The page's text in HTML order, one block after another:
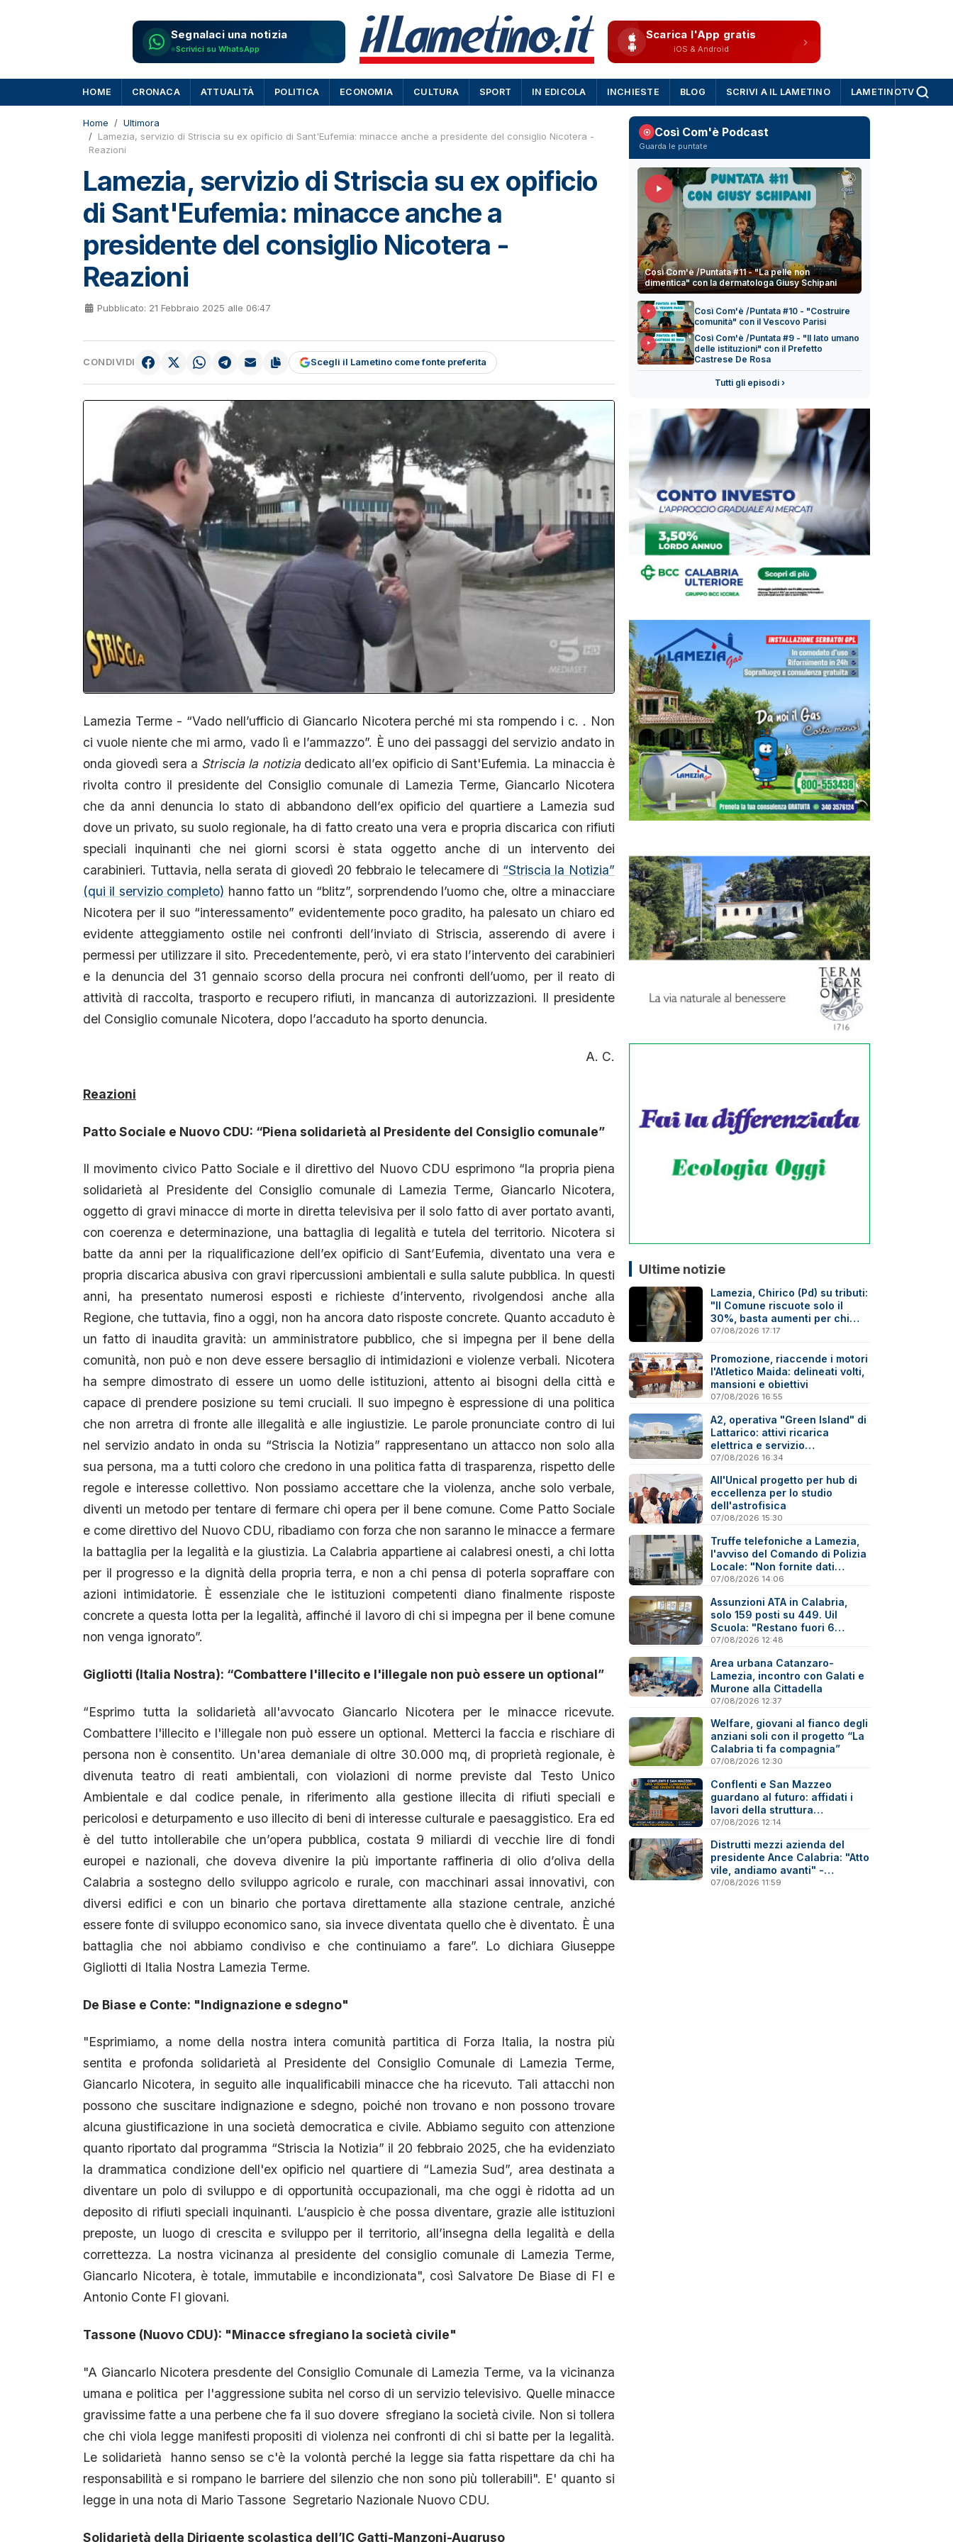
Segnalaci una notizia
Scrivici su WhatsApp
Scarica l'App gratis
iOS & Android
HOME CRONACA ATTUALITÀ POLITICA ECONOMIA CULTURA SPORT IN EDICOLA INCHIESTE BLOG SCRIVI A IL LAMETINO LAMETINOTV
Home
Ultimora
Lamezia, servizio di Striscia su ex opificio di Sant'Eufemia: minacce anche a presidente del consiglio Nicotera -
Reazioni
Lamezia, servizio di Striscia su ex opificio
di Sant'Eufemia: minacce anche a
presidente del consiglio Nicotera -
Reazioni
Pubblicato: 21 Febbraio 2025 alle 06:47
CONDIVIDI Scegli il Lametino come fonte preferita
Lamezia Terme - “Vado nell’ufficio di Giancarlo Nicotera perché mi sta rompendo i c. . Non
ci vuole niente che mi armo, vado lì e l’ammazzo”. È uno dei passaggi del servizio andato in
onda giovedì sera a Striscia la notiziadedicato all’ex opificio di Sant'Eufemia. La minaccia è
rivolta contro il presidente del Consiglio comunale di Lamezia Terme, Giancarlo Nicotera
che da anni denuncia lo stato di abbandono dell’ex opificio del quartiere a Lamezia sud
dove un privato, su suolo regionale, ha di fatto creato una vera e propria discarica con rifiuti
speciali inquinanti che nei giorni scorsi è stata oggetto anche di un intervento dei
carabinieri. Tuttavia, nella serata di giovedì 20 febbraio le telecamere di “Striscia la Notizia”
(qui il servizio completo) hanno fatto un “blitz”, sorprendendo l’uomo che, oltre a minacciare
Nicotera per il suo “interessamento” evidentemente poco gradito, ha palesato un chiaro ed
evidente atteggiamento ostile nei confronti dell’inviato di Striscia, asserendo di avere i
permessi per utilizzare il sito. Precedentemente, però, vi era stato l’intervento dei carabinieri
e la denuncia del 31 gennaio scorso della procura nei confronti dell’uomo, per il reato di
attività di raccolta, trasporto e recupero rifiuti, in mancanza di autorizzazioni. Il presidente
del Consiglio comunale Nicotera, dopo l’accaduto ha sporto denuncia.
A. C.
Reazioni
Patto Sociale e Nuovo CDU: “Piena solidarietà al Presidente del Consiglio comunale”
Il movimento civico Patto Sociale e il direttivo del Nuovo CDU esprimono “la propria piena
solidarietà al Presidente del Consiglio comunale di Lamezia Terme, Giancarlo Nicotera,
oggetto di gravi minacce di morte in diretta televisiva per il solo fatto di aver portato avanti,
con coerenza e determinazione, una battaglia di legalità e tutela del territorio. Nicotera si
batte da anni per la riqualificazione dell’ex opificio di Sant’Eufemia, diventato una vera e
propria discarica abusiva con gravi ripercussioni ambientali e sulla salute pubblica. In questi
anni, ha presentato numerosi esposti e richieste d’intervento, rivolgendosi anche alla
Regione, che tuttavia, fino a oggi, non ha ancora dato risposte concrete. Quanto accaduto è
un fatto di inaudita gravità: un amministratore pubblico, che si impegna per il bene della
comunità, non può e non deve essere bersaglio di intimidazioni e violenze verbali. Nicotera
ha sempre dimostrato di essere un uomo delle istituzioni, attento ai bisogni della città e
capace di prendere posizione su temi cruciali. Il suo impegno è espressione di una politica
che non arretra di fronte alle illegalità e alle ingiustizie. Le parole pronunciate contro di lui
nel servizio andato in onda su “Striscia la Notizia” rappresentano un attacco non solo alla
sua persona, ma a tutti coloro che credono in una politica fatta di trasparenza, rispetto delle
regole e interesse collettivo. Non possiamo accettare che la violenza, anche solo verbale,
diventi un metodo per tentare di fermare chi opera per il bene comune. Come Patto Sociale
e come direttivo del Nuovo CDU, ribadiamo con forza che non saranno le minacce a fermare
la battaglia per la legalità e la giustizia. La Calabria appartiene ai calabresi onesti, a chi lotta
per il progresso e la dignità della propria terra, e non a chi pensa di poterla sopraffare con
azioni intimidatorie. È essenziale che le istituzioni competenti diano finalmente risposte
concrete a questa lotta per la legalità, affinché il lavoro di chi si impegna per il bene comune
non venga ignorato”.
Gigliotti (Italia Nostra): “Combattere l'illecito e l'illegale non può essere un optional”
“Esprimo tutta la solidarietà all'avvocato Giancarlo Nicotera per le minacce ricevute.
Combattere l'illecito e l'illegale non può essere un optional. Metterci la faccia e rischiare di
persona non è consentito. Un'area demaniale di oltre 30.000 mq, di proprietà regionale, è
divenuta teatro di reati ambientali, con violazioni di norme previste dal Testo Unico
Ambientale e dal codice penale, in riferimento alla gestione illecita di rifiuti speciali e
pericolosi e deturpamento e uso illecito di beni di interesse culturale e paesaggistico. Era ed
è del tutto intollerabile che un’opera pubblica, costata 9 miliardi di vecchie lire di fondi
europei e nazionali, che doveva divenire la più importante raffineria di olio d’oliva della
Calabria a sostegno dello sviluppo agricolo e rurale, con macchinari assai innovativi, con
diversi edifici e con un binario che portava direttamente alla stazione centrale, anziché
essere fonte di sviluppo economico sano, sia invece diventata quello che è diventato. È una
battaglia che noi abbiamo condiviso e che continuiamo a fare”. Lo dichiara Giuseppe
Gigliotti di Italia Nostra Lamezia Terme.
De Biase e Conte: "Indignazione e sdegno"
"Esprimiamo, a nome della nostra intera comunità partitica di Forza Italia, la nostra più
sentita e profonda solidarietà al Presidente del Consiglio Comunale di Lamezia Terme,
Giancarlo Nicotera, in seguito alle inqualificabili minacce che ha ricevuto. Tali attacchi non
possono che suscitare indignazione e sdegno, poiché non trovano e non possono trovare
alcuna giustificazione in una società democratica e civile. Abbiamo seguito con attenzione
quanto riportato dal programma “Striscia la Notizia” il 20 febbraio 2025, che ha evidenziato
la drammatica condizione dell'ex opificio nel quartiere di “Lamezia Sud”, area destinata a
diventare un polo di sviluppo e di opportunità occupazionali, ma che oggi è ridotta ad un
deposito di rifiuti speciali inquinanti. L’auspicio è che possa diventare, grazie alle istituzioni
preposte, un luogo di crescita e sviluppo per il territorio, all’insegna della legalità e della
correttezza. La nostra vicinanza al presidente del consiglio comunale di Lamezia Terme,
Giancarlo Nicotera, è totale, immutabile e incondizionata", così Salvatore De Biase di FI e
Antonio Conte FI giovani.
Tassone (Nuovo CDU): "Minacce sfregiano la società civile"
"A Giancarlo Nicotera presdente del Consiglio Comunale di Lamezia Terme, va la vicinanza
umana e politica per l'aggressione subita nel corso di un servizio televisivo. Quelle minacce
gravissime fatte a una perbene che fa il suo dovere sfregiano la società civile. Non si tollera
che chi viola legge manifesti propositi di violenza nei confronti di chi si batte per la legalità.
Le solidarietà hanno senso se c'è la volontà perché la legge sia fatta rispettare da chi ha
responsabilità e si rompano le barriere del silenzio che non sono più tollerabili". E' quanto si
legge in una nota di Mario Tassone Segretario Nazionale Nuovo CDU.
Solidarietà della Dirigente scolastica dell’IC Gatti-Manzoni-Augruso
Così Com'è Podcast
Guarda le puntate
Così Com'è /Puntata #11 - "La pelle non
dimentica" con la dermatologa Giusy Schipani
Così Com'è /Puntata #10 - "Costruire
comunità" con il Vescovo Parisi
Così Com'è /Puntata #9 - "Il lato umano
delle istituzioni" con il Prefetto
Castrese De Rosa
Tutti gli episodi ›
Ultime notizie
Lamezia, Chirico (Pd) su tributi:
"Il Comune riscuote solo il
30%, basta aumenti per chi
paga"
07/08/2026 17:17
Promozione, riaccende i motori
l'Atletico Maida: delineati volti,
mansioni e obiettivi
07/08/2026 16:55
A2, operativa "Green Island" di
Lattarico: attivi ricarica
elettrica e servizio
sperimentale di soccorso
07/08/2026 16:34
All'Unical progetto per hub di
eccellenza per lo studio
dell'astrofisica
07/08/2026 15:30
Truffe telefoniche a Lamezia,
l'avviso del Comando di Polizia
Locale: "Non fornite dati
personali"
07/08/2026 14:06
Assunzioni ATA in Calabria,
solo 159 posti su 449. Uil
Scuola: "Restano fuori 6
precari su 10"
07/08/2026 12:48
Area urbana Catanzaro-
Lamezia, incontro con Galati e
Murone alla Cittadella
07/08/2026 12:37
Welfare, giovani al fianco degli
anziani soli con il progetto “La
Calabria ti fa compagnia”
07/08/2026 12:30
Conflenti e San Mazzeo
guardano al futuro: affidati i
lavori della struttura
polifunzionale
07/08/2026 12:14
Distrutti mezzi azienda del
presidente Ance Calabria: "Atto
vile, andiamo avanti" -
Reazioni
07/08/2026 11:59